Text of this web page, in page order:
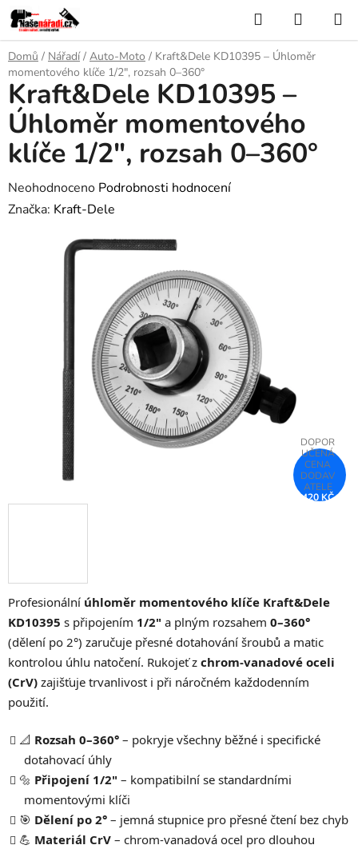
Přejít
na
obsah
Hledat
KOŠÍK
Domů / Nářadí / Auto-Moto / Kraft&Dele KD10395 – Úhloměr
momentového klíče 1/2", rozsah 0–360°
Profesionální úhloměr momentového klíče Kraft&Dele
KD10395 s připojením 1/2" a plným rozsahem 0–360°
(dělení po 2°) zaručuje přesné dotahování šroubů a matic
kontrolou úhlu natočení. Rukojeť z chrom-vanadové oceli
(CrV) zajišťuje trvanlivost i při náročném každodenním
použití.
📐 Rozsah 0–360° – pokryje všechny běžné i specifické
dotahovací úhly
🔩 Připojení 1/2" – kompatibilní se standardními
momentovými klíči
🎯 Dělení po 2° – jemná stupnice pro přesné čtení bez chyb
💪 Materiál CrV – chrom-vanadová ocel pro dlouhou
Kraft&Dele KD10395 –
Úhloměr momentového
klíče 1/2", rozsah 0–360°
Průměrné
hodnocení
Neohodnoceno Podrobnosti hodnocení
Značka: Kraft-Dele
420 KČ